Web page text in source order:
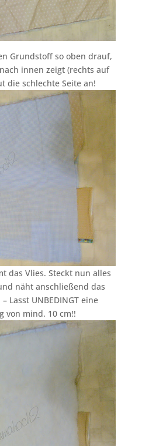
Grundstoff so oben drauf,
innen zeigt (rechts auf
die schlechte Seite an!
das Vlies. Steckt nun alles
näht anschließend das
Lasst UNBEDINGT eine
von mind. 10 cm!!